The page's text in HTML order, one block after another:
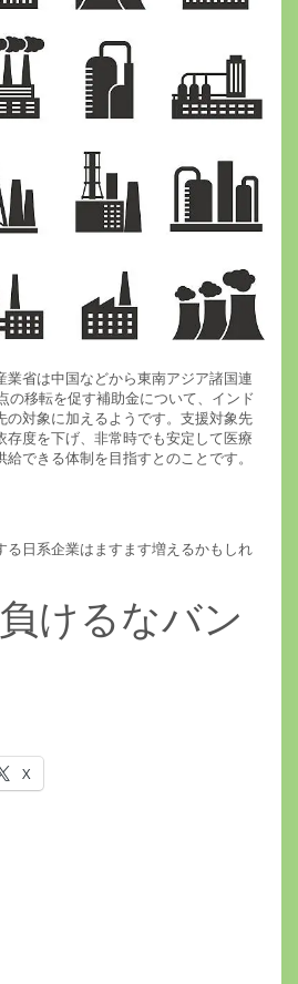
業省は中国などから東南アジア諸国連
の移転を促す補助金について、インド
の対象に加えるようです。支援対象先
存度を下げ、非常時でも安定して医療
できる体制を目指すとのことです。
る日系企業はますます増えるかもしれ
けるなバン
X